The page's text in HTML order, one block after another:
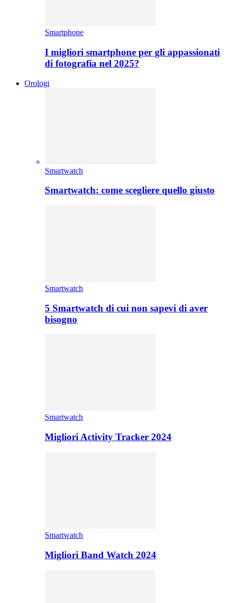
Smartphone
I migliori smartphone per gli appassionati
di fotografia nel 2025?
Orologi
Smartwatch
Smartwatch: come scegliere quello giusto
Smartwatch
5 Smartwatch di cui non sapevi di aver
bisogno
Smartwatch
Migliori Activity Tracker 2024
Smartwatch
Migliori Band Watch 2024